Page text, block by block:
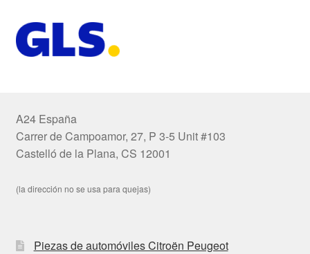
A24 España
Carrer de Campoamor, 27, P 3-5 Unit #103
Castelló de la Plana, CS 12001
(la dirección no se usa para quejas)
Piezas de automóviles Citroën Peugeot